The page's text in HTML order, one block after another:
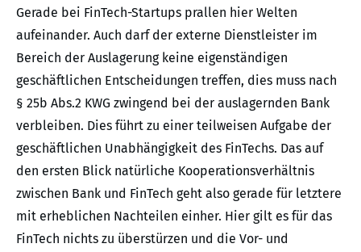
Gerade bei FinTech-Startups prallen hier Welten
aufeinander. Auch darf der externe Dienstleister im
Bereich der Auslagerung keine eigenständigen
geschäftlichen Entscheidungen treffen, dies muss nach
§ 25b Abs.2 KWG zwingend bei der auslagernden Bank
verbleiben. Dies führt zu einer teilweisen Aufgabe der
geschäftlichen Unabhängigkeit des FinTechs. Das auf
den ersten Blick natürliche Kooperationsverhältnis
zwischen Bank und FinTech geht also gerade für letztere
mit erheblichen Nachteilen einher. Hier gilt es für das
FinTech nichts zu überstürzen und die Vor- und